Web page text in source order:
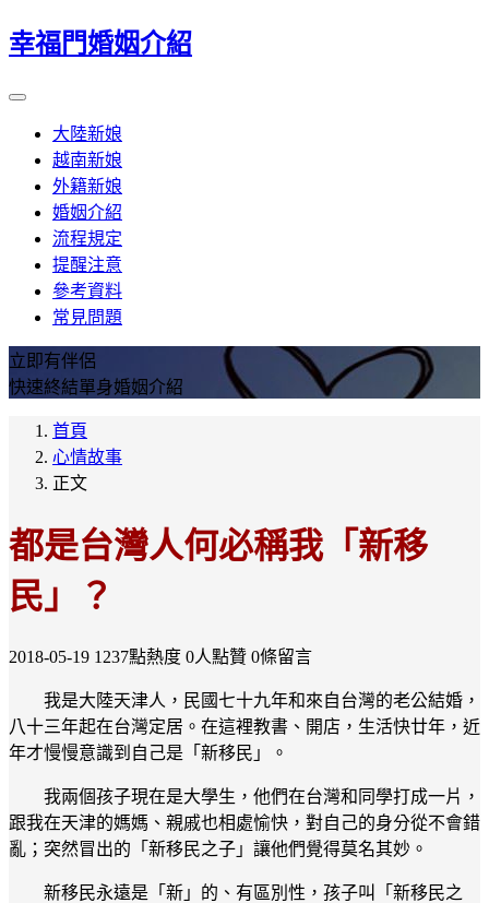
幸福門婚姻介紹
大陸新娘
越南新娘
外籍新娘
婚姻介紹
流程規定
提醒注意
參考資料
常見問題
立即有伴侶
快速終結單身婚姻介紹
首頁
心情故事
正文
都是台灣人何必稱我「新移
民」？
2018-05-19 1237點熱度 0人點贊 0條留言
我是大陸天津人，民國七十九年和來自台灣的老公結婚，
八十三年起在台灣定居。在這裡教書、開店，生活快廿年，近
年才慢慢意識到自己是「新移民」。
我兩個孩子現在是大學生，他們在台灣和同學打成一片，
跟我在天津的媽媽、親戚也相處愉快，對自己的身分從不會錯
亂；突然冒出的「新移民之子」讓他們覺得莫名其妙。
新移民永遠是「新」的、有區別性，孩子叫「新移民之